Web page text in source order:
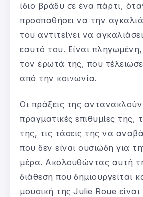
ίδιο βράδυ σε ένα πάρτι,
προσπαθήσει να την
του αντιτείνει να
εαυτό του. Είναι
τον έρωτά της, που
από την κοινωνία.
Οι πράξεις της αντανακλούν
πραγματικές επιθυμίες της,
της, τις τάσεις της να
που δεν είναι ουσιώδη για
μέρα. Ακολουθώντας αυτή
διάθεση που δημιουργείται
μουσική της Julie Roue